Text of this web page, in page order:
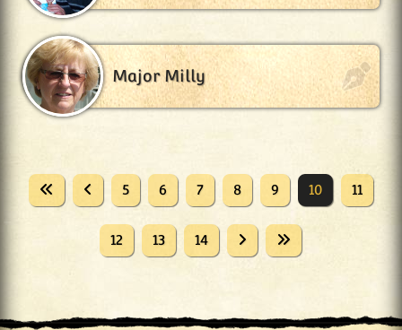
Major Milly
5 6 7 8 9 10 11
12 13 14